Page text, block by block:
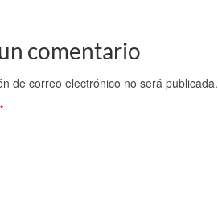
comentario
de correo electrónico no será publicada.
*